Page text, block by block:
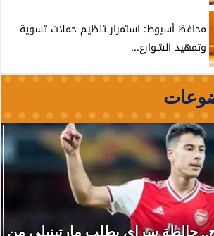
محافظ أسيوط: استمرار تنظيم حملات تسوية
وتمهيد الشوارع...
جالطة سراي يطلب مارتينيلي من